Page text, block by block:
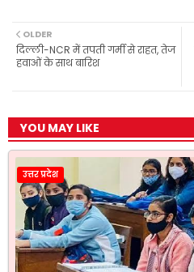
b
o
o
k
A
p
p
r
a
m
e
r
OLDER
दिल्ली-NCR में तपती गर्मी से राहत, तेज
हवाओं के साथ बारिश
YOU MAY LIKE
उत्तर प्रदेश